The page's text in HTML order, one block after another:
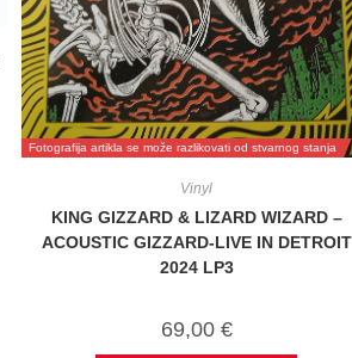
Fotografija artikla se može razlikovati od stvarnog stanja
Vinyl
KING GIZZARD & LIZARD WIZARD –
ACOUSTIC GIZZARD-LIVE IN DETROIT
2024 LP3
69,00 €